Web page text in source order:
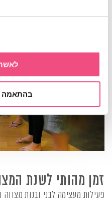
בהתאמה
זמן מהותי לשנת
פעילות מעצימה לבני ובנות מצווה